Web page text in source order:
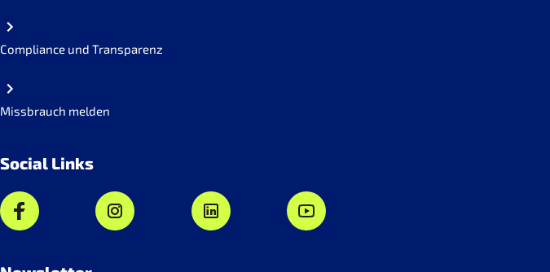
Compliance und Transparenz
Missbrauch melden
Social Links